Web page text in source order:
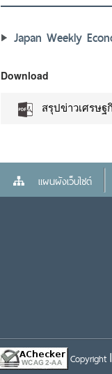
Japan Weekly
Download
สรุปข่าวเศรษ
แผนผังเว็บไซต์
Copyright